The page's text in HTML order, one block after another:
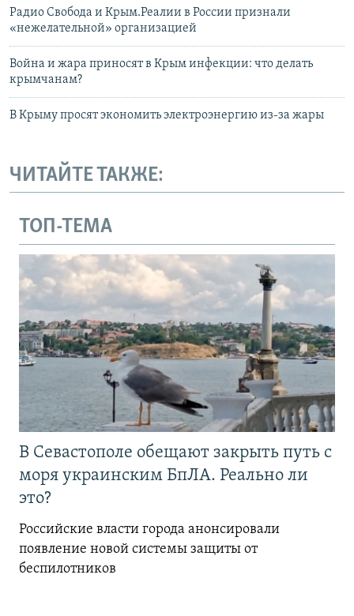
Радио Свобода и Крым.Реалии в России признали
«нежелательной» организацией
Война и жара приносят в Крым инфекции: что делать
крымчанам?
В Крыму просят экономить электроэнергию из-за жары
ЧИТАЙТЕ ТАКЖЕ:
ТОП-ТЕМА
В Севастополе обещают закрыть путь с
моря украинским БпЛА. Реально ли
это?
Российские власти города анонсировали
появление новой системы защиты от
беспилотников